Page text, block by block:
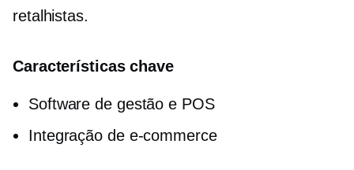
retalhistas.
Características chave
Software de gestão e POS
Integração de e-commerce